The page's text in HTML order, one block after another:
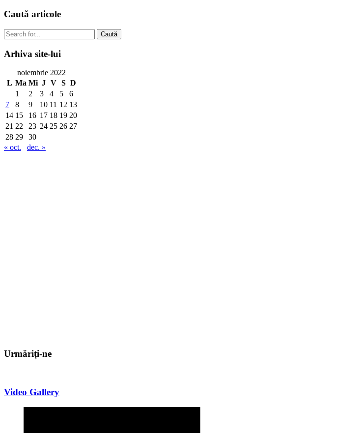
Caută articole
Caută
Arhiva site-lui
noiembrie 2022
L Ma Mi J V S D
1
2 3 4 5
6
7
8 9 10 11 12 13
14 15 16 17 18 19 20
21 22 23 24 25 26 27
28 29
30
« oct.
dec. »
Urmăriți-ne
Video Gallery